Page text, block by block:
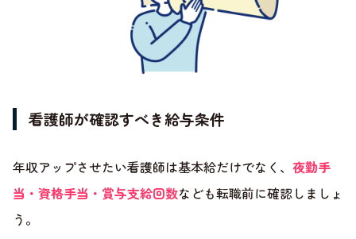
看護師が確認すべき給与条件
年収アップさせたい看護師は基本給だけでなく、 夜勤手
当・資格手当・賞与支給回数なども転職前に確認しましょ
う。